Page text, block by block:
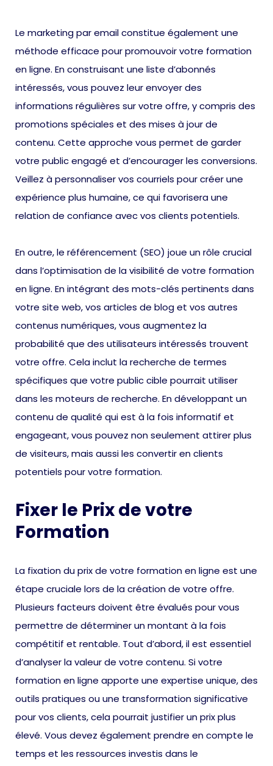
Le marketing par email constitue également une
méthode efficace pour promouvoir votre formation
en ligne. En construisant une liste d’abonnés
intéressés, vous pouvez leur envoyer des
informations régulières sur votre offre, y compris des
promotions spéciales et des mises à jour de
contenu. Cette approche vous permet de garder
votre public engagé et d’encourager les conversions.
Veillez à personnaliser vos courriels pour créer une
expérience plus humaine, ce qui favorisera une
relation de confiance avec vos clients potentiels.
En outre, le référencement (SEO) joue un rôle crucial
dans l’optimisation de la visibilité de votre formation
en ligne. En intégrant des mots-clés pertinents dans
votre site web, vos articles de blog et vos autres
contenus numériques, vous augmentez la
probabilité que des utilisateurs intéressés trouvent
votre offre. Cela inclut la recherche de termes
spécifiques que votre public cible pourrait utiliser
dans les moteurs de recherche. En développant un
contenu de qualité qui est à la fois informatif et
engageant, vous pouvez non seulement attirer plus
de visiteurs, mais aussi les convertir en clients
potentiels pour votre formation.
Fixer le Prix de votre
Formation
La fixation du prix de votre formation en ligne est une
étape cruciale lors de la création de votre offre.
Plusieurs facteurs doivent être évalués pour vous
permettre de déterminer un montant à la fois
compétitif et rentable. Tout d’abord, il est essentiel
d’analyser la valeur de votre contenu. Si votre
formation en ligne apporte une expertise unique, des
outils pratiques ou une transformation significative
pour vos clients, cela pourrait justifier un prix plus
élevé. Vous devez également prendre en compte le
temps et les ressources investis dans le